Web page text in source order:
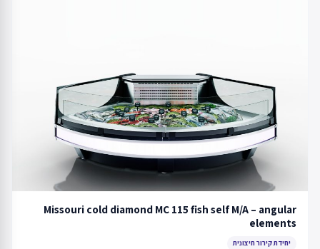
Missouri cold diamond MC 115 fish self M/A – angular
elements
יחידת קירור חיצונית